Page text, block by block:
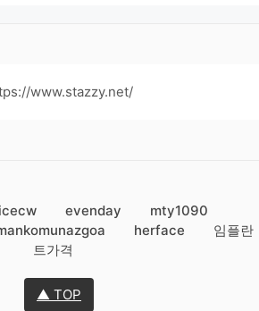
www.stazzy.net/
icecw evenday
mty1090
herface
임플란
트가격
▲ TOP